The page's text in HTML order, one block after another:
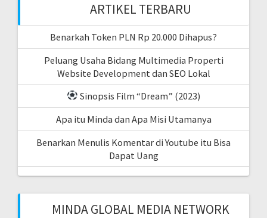
ARTIKEL TERBARU
Benarkah Token PLN Rp 20.000 Dihapus?
Peluang Usaha Bidang Multimedia Properti
Website Development dan SEO Lokal
Sinopsis Film “Dream” (2023)
Apa itu Minda dan Apa Misi Utamanya
Benarkan Menulis Komentar di Youtube itu Bisa
Dapat Uang
MINDA GLOBAL MEDIA NETWORK